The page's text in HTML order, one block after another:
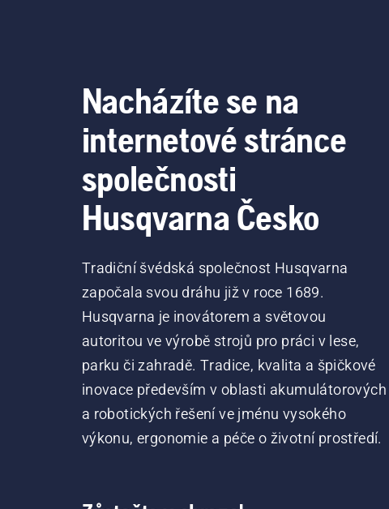
Nacházíte se na
internetové stránce
společnosti
Husqvarna Česko
Tradiční švédská společnost Husqvarna
započala svou dráhu již v roce 1689.
Husqvarna je inovátorem a světovou
autoritou ve výrobě strojů pro práci v lese,
parku či zahradě. Tradice, kvalita a špičkové
inovace především v oblasti akumulátorových
a robotických řešení ve jménu vysokého
výkonu, ergonomie a péče o životní prostředí.